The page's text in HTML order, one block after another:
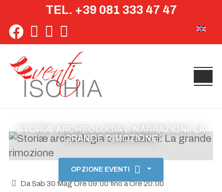
TEL. +39 081 333 47 47
STORIÆ ARCHEOLOGIA E NARRAZIONI: LA
GRANDE RIMOZIONE
OPZIONE EVENTI
Da Sab 30 Mag Ore 09:00 fino a Ore 20:00